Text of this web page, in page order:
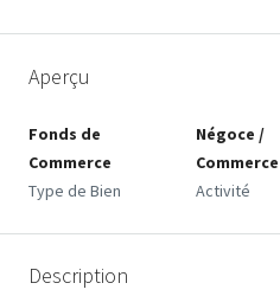
Aperçu
Fonds de
Commerce
Type de Bien
Négoce /
Commerce
Activité
Description